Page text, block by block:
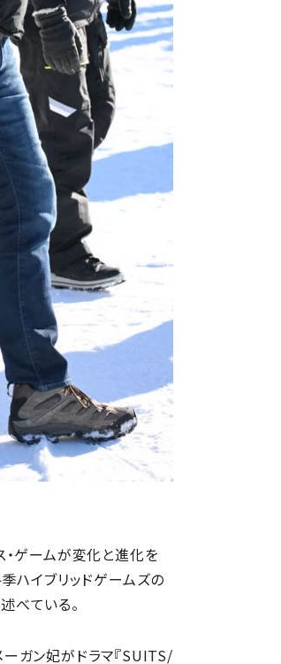
・ゲームが変化と進化を
ハイブリッドゲームズの
べている。
ガン妃がドラマ『SUITS/